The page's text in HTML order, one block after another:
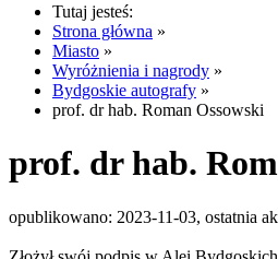
Tutaj jesteś:
Strona główna »
Miasto »
Wyróżnienia i nagrody »
Bydgoskie autografy »
prof. dr hab. Roman Ossowski
prof. dr hab.
opublikowano: 2023-11-03, ostatnia